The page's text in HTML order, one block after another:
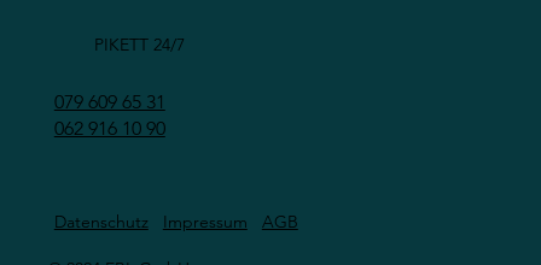
PIKETT 24/7
079 609 65 31
062 916 10 90
Datenschutz Impressum AGB